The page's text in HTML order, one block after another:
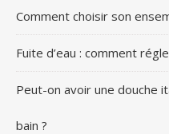
Comment choisir son
Fuite d’eau : comment
Peut-on avoir une douche
bain ?